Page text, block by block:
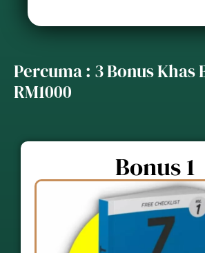
Percuma : 3 Bonus Khas
RM1000
Bonus 1